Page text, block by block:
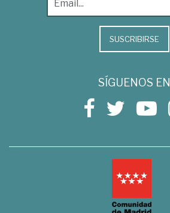
SUSCRIBIRSE
SÍGUENOS EN